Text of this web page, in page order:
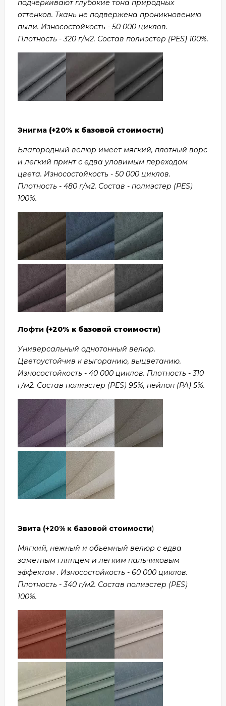
подчеркивают глубокие тона природных
оттенков. Ткань не подвержена проникновению
пыли. Износостойкость - 50 000 циклов.
Плотность - 320 г/м2. Состав полиэстер (PES) 100%.
Энигма (+20% к базовой стоимости)
Благородный велюр имеет мягкий, плотный ворс
и легкий принт с едва уловимым переходом
цвета. Износостойкость - 50 000 циклов.
Плотность - 480 г/м2. Состав - полиэстер (PES)
100%.
Лофти (+20% к базовой стоимости)
Универсальный однотонный велюр.
Цветоустойчив к выгоранию, выцветанию.
Износостойкость - 40 000 циклов. Плотность - 310
г/м2. Состав полиэстер (PES) 95%, нейлон (PA) 5%.
Эвита (+20% к базовой стоимости)
Мягкий, нежный и объемный велюр с едва
заметным глянцем и легким пальчиковым
эффектом . Износостойкость - 60 000 циклов.
Плотность - 340 г/м2. Состав полиэстер (PES)
100%.